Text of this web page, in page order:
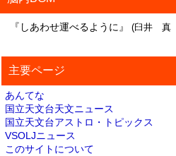
『しあわせ運べるように』 (臼井 真
主要ページ
あんてな
国立天文台天文ニュース
国立天文台アストロ・トピックス
VSOLJニュース
このサイトについて